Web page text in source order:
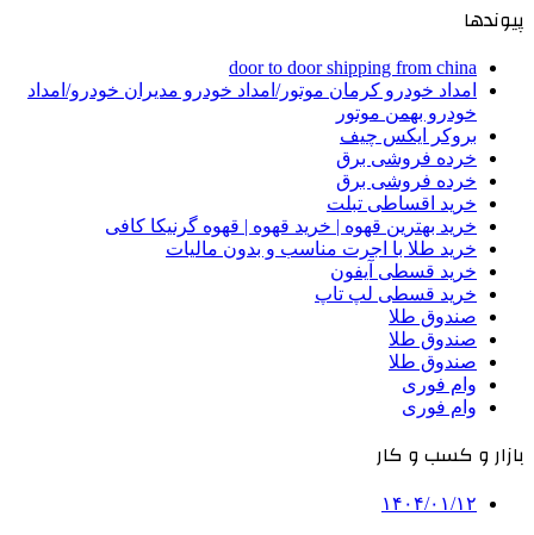
پیوندها
door to door shipping from china
امداد خودرو کرمان موتور/امداد خودرو مدیران خودرو/امداد
خودرو بهمن موتور
بروکر ایکس چیف
خرده فروشی برق
خرده فروشی برق
خرید اقساطی تبلت
خرید بهترین قهوه | خرید قهوه | قهوه گرنیکا کافی
خرید طلا با اجرت مناسب و بدون مالیات
خرید قسطی آیفون
خرید قسطی لپ تاپ
صندوق طلا
صندوق طلا
صندوق طلا
وام فوری
وام فوری
بازار و کسب و کار
۱۴۰۴/۰۱/۱۲